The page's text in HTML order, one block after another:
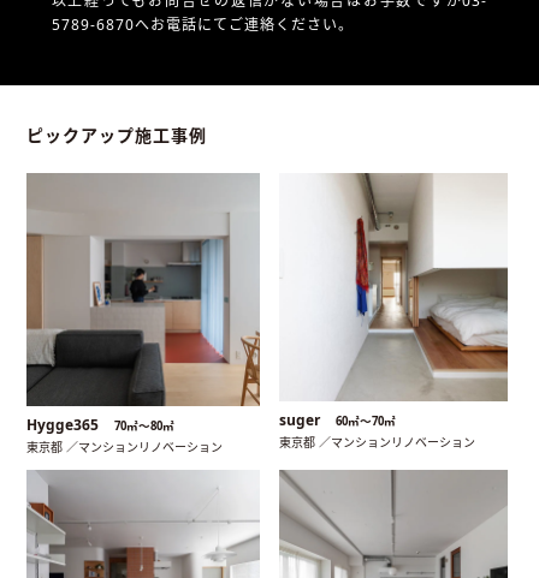
5789-6870へお電話にてご連絡ください。
ピックアップ施工事例
Hygge365 70㎡〜80㎡
東京都 ／マンションリノベーション
suger 60㎡〜70㎡
東京都 ／マンションリノベーション